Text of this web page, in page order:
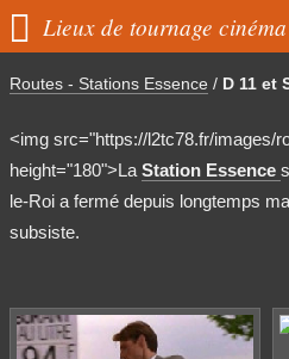
 Lieux de tournage
Routes - Stations Essence / D 11 et
<img src="https://l2tc78.fr/images/
height="180">La Station Essence
le-Roi a fermé depuis longtemps
subsiste.